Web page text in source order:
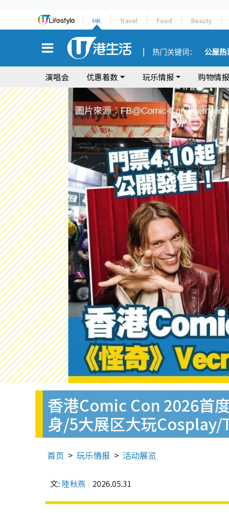
HK Travel Food Beauty
热门关键词： 公屋热
演唱会 优惠着数 玩乐情报 购物情报
香港Comic Con 2026首
身/5大展区大玩Cosplay/
首页 玩乐情报 活动展览
文: 陸秋燕 2026.05.31